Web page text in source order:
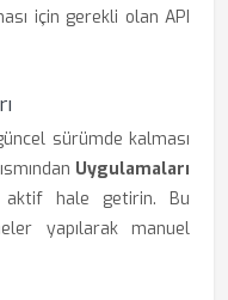
için gerekli olan API
sürümde kalması
Uygulamaları
aktif hale getirin. Bu
yapılarak manuel